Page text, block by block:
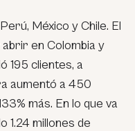
México y Chile. El
en Colombia y
195 clientes, a
aumentó a 450
más. En lo que va
1.24 millones de